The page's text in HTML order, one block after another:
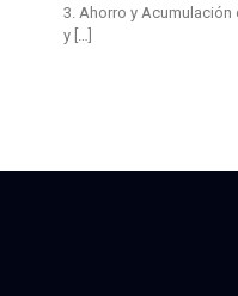
3. Ahorro y Acumulación
y